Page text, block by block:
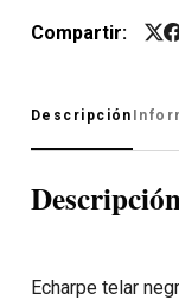
Compartir:
Descripción
Echarpe telar